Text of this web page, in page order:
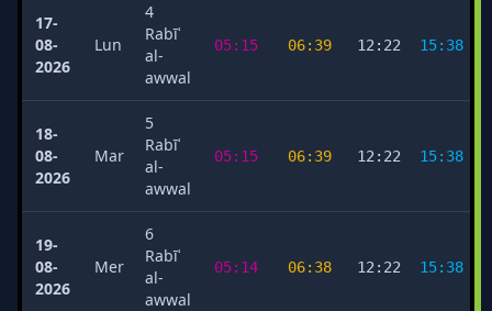
17-
08-
2026
Lun
4
Rabīʿ
al-
awwal
05:15 06:39 12:22 15:38
18-
08-
2026
Mar
5
Rabīʿ
al-
awwal
05:15 06:39 12:22 15:38
19-
08-
2026
Mer
6
Rabīʿ
al-
awwal
05:14 06:38 12:22 15:38